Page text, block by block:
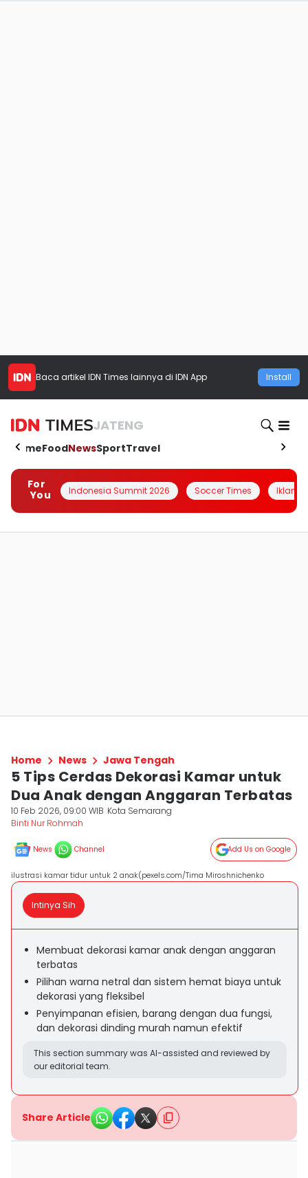
Baca artikel IDN Times lainnya di IDN App Install
JATENG
HomeFoodNewsSportTravel
For
You
Indonesia Summit 2026 Soccer Times Iklanin
Home News Jawa Tengah
5 Tips Cerdas Dekorasi Kamar untuk
Dua Anak dengan Anggaran Terbatas
10 Feb 2026, 09:00 WIB Kota Semarang
Binti Nur Rohmah
News Channel Add Us on Google
ilustrasi kamar tidur untuk 2 anak(pexels.com/Tima Miroshnichenko
Intinya Sih
Membuat dekorasi kamar anak dengan anggaran
terbatas
Pilihan warna netral dan sistem hemat biaya untuk
dekorasi yang fleksibel
Penyimpanan efisien, barang dengan dua fungsi,
dan dekorasi dinding murah namun efektif
This section summary was AI-assisted and reviewed by
our editorial team.
Share Article